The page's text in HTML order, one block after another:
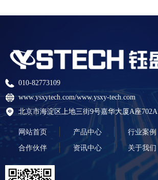
010-82773109
www.ysxytech.com/www.ysxy-tech.com
北京市海淀区上地三街9号嘉华大厦A座702A
网站首页 产品中心 行业案例
合作伙伴 资讯中心 关于我们